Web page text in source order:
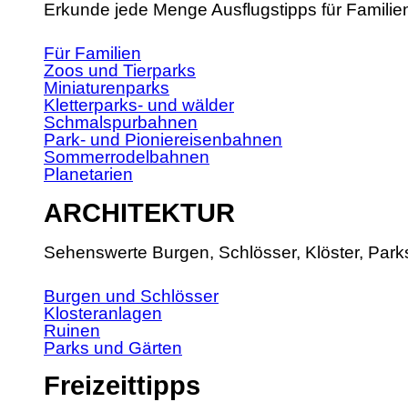
Erkunde jede Menge Ausflugstipps für
Für Familien
Zoos und Tierparks
Miniaturenparks
Kletterparks- und wälder
Schmalspurbahnen
Park- und Pioniereisenbahnen
Sommerrodelbahnen
Planetarien
ARCHITEKTUR
Sehenswerte Burgen, Schlösser, Klöster,
Burgen und Schlösser
Klosteranlagen
Ruinen
Parks und Gärten
Freizeittipps